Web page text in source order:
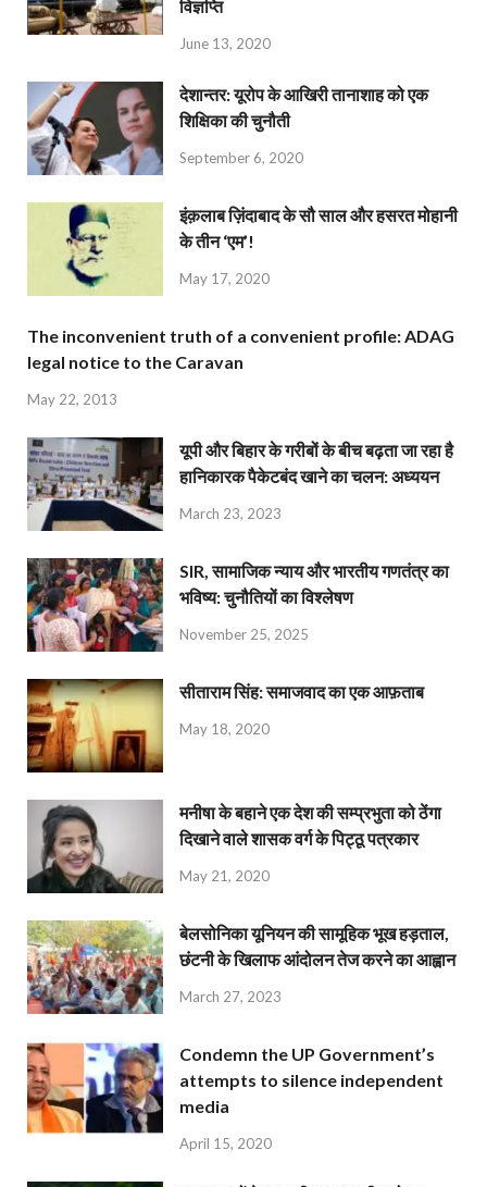
विज्ञप्ति
June 13, 2020
देशान्‍तर: यूरोप के आखिरी तानाशाह को एक
शिक्षिका की चुनौती
September 6, 2020
इंक़लाब ज़िंदाबाद के सौ साल और हसरत मोहानी
के तीन ‘एम’!
May 17, 2020
The inconvenient truth of a convenient profile: ADAG
legal notice to the Caravan
May 22, 2013
यूपी और बिहार के गरीबों के बीच बढ़ता जा रहा है
हानिकारक पैकेटबंद खाने का चलन: अध्ययन
March 23, 2023
SIR, सामाजिक न्याय और भारतीय गणतंत्र का
भविष्य: चुनौतियों का विश्लेषण
November 25, 2025
सीताराम सिंह: समाजवाद का एक आफ़ताब
May 18, 2020
मनीषा के बहाने एक देश की सम्प्रभुता को ठेंगा
दिखाने वाले शासक वर्ग के पिट्ठू पत्रकार
May 21, 2020
बेलसोनिका यूनियन की सामूहिक भूख हड़ताल,
छंटनी के खिलाफ आंदोलन तेज करने का आह्वान
March 27, 2023
Condemn the UP Government’s
attempts to silence independent
media
April 15, 2020